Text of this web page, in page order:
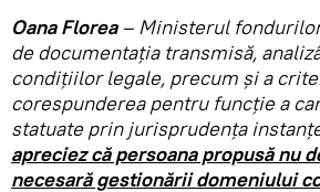
Oana Florea– Ministerul fondurilor
de documentația transmisă,
condițiilor legale, precum și a
corespunderea pentru funcție a
statuate prin jurisprudența
apreciez că persoana propusă nu
necesară gestionării domeniului